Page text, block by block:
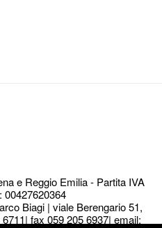
e Reggio Emilia - Partita IVA
00427620364
Biagi | viale Berengario 51,
fax 059 205 6937| email: